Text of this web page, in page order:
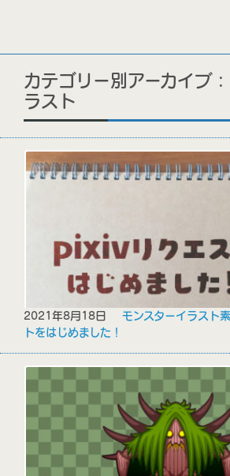
カテゴリー別アーカイブ :
ラスト
2021年8月18日 モンスターイラスト
トをはじめました！